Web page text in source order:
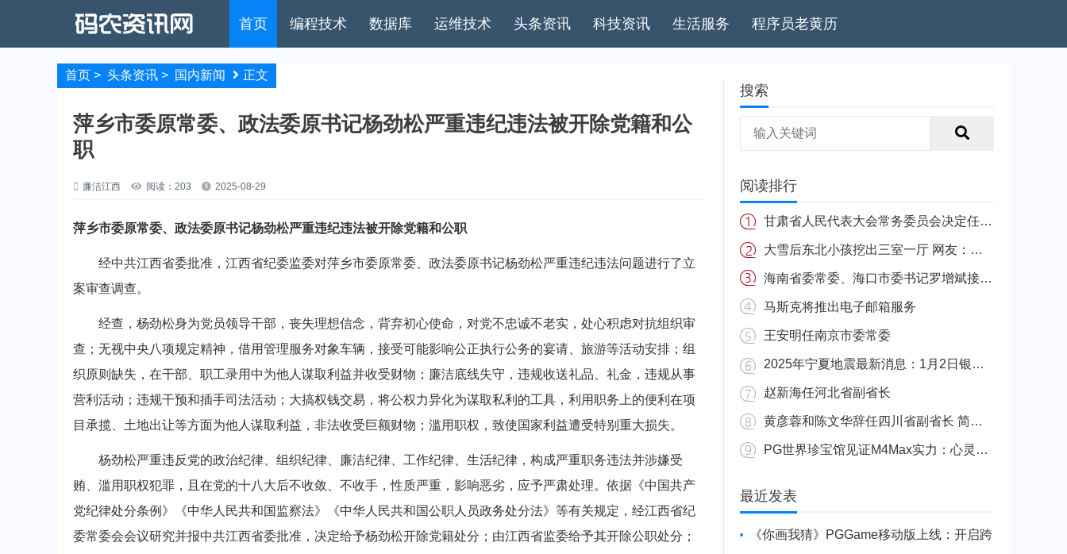
首页 编程技术 数据库 运维技术 头条资讯 科技资讯 生活服务 程序员老黄历
首页 > 头条资讯 > 国内新闻 正文
萍乡市委原常委、政法委原书记杨劲松严重违纪违法被开除党籍和公
职
廉洁江西 阅读：203 2025-08-29
萍乡市委原常委、政法委原书记杨劲松严重违纪违法被开除党籍和公职
经中共江西省委批准，江西省纪委监委对萍乡市委原常委、政法委原书记杨劲松严重违纪违法问题进行了立
案审查调查。
经查，杨劲松身为党员领导干部，丧失理想信念，背弃初心使命，对党不忠诚不老实，处心积虑对抗组织审
查；无视中央八项规定精神，借用管理服务对象车辆，接受可能影响公正执行公务的宴请、旅游等活动安排；组
织原则缺失，在干部、职工录用中为他人谋取利益并收受财物；廉洁底线失守，违规收送礼品、礼金，违规从事
营利活动；违规干预和插手司法活动；大搞权钱交易，将公权力异化为谋取私利的工具，利用职务上的便利在项
目承揽、土地出让等方面为他人谋取利益，非法收受巨额财物；滥用职权，致使国家利益遭受特别重大损失。
杨劲松严重违反党的政治纪律、组织纪律、廉洁纪律、工作纪律、生活纪律，构成严重职务违法并涉嫌受
贿、滥用职权犯罪，且在党的十八大后不收敛、不收手，性质严重，影响恶劣，应予严肃处理。依据《中国共产
党纪律处分条例》《中华人民共和国监察法》《中华人民共和国公职人员政务处分法》等有关规定，经江西省纪
委常委会会议研究并报中共江西省委批准，决定给予杨劲松开除党籍处分；由江西省监委给予其开除公职处分；
搜索
阅读排行
甘肃省人民代表大会常务委员会决定任免名单
大雪后东北小孩挖出三室一厅 网友：南方的娃很羡慕
海南省委常委、海口市委书记罗增斌接受中央纪委国家监委纪律审查和监察调查
马斯克将推出电子邮箱服务
王安明任南京市委常委
2025年宁夏地震最新消息：1月2日银川发生4.8级地震
赵新海任河北省副省长
黄彦蓉和陈文华辞任四川省副省长 简历资料照片
PG世界珍宝馆见证M4Max实力：心灵杀手2竟轻松跑出80FPS！
最近发表
《你画我猜》PGGame移动版上线：开启跨